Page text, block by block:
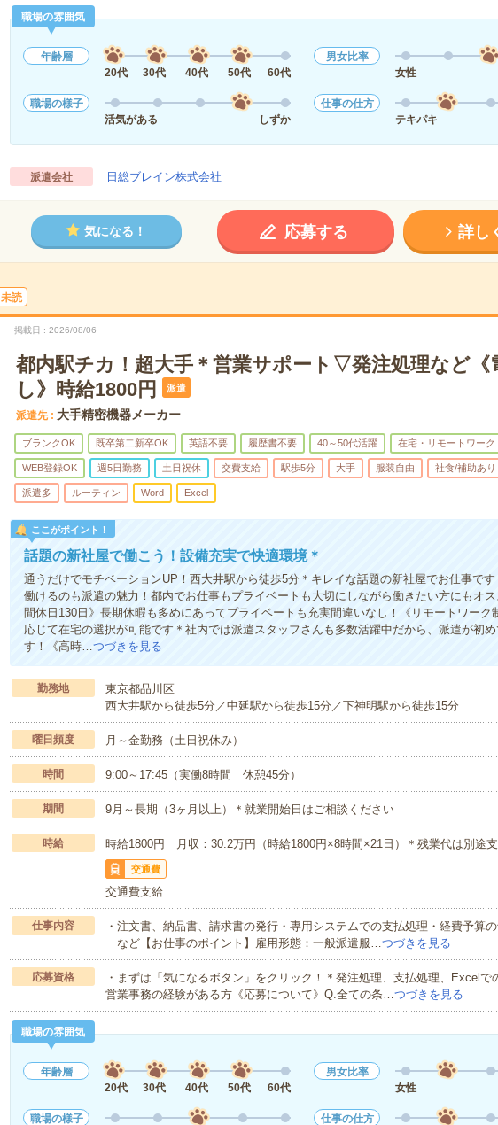
職場の雰囲気
年齢層
20代
30代 40代 50代 60代
男女比率
女性
職場の様子
活気がある
しずか
仕事の仕方
テキパキ
派遣会社 日総ブレイン株式会社
気になる！ 応募する 詳し
未読
掲載日 2026/08/06
都内駅チカ！超大手＊営業サポート▽発注処理など《
し》時給1800円
派遣
派遣先 大手精密機器メーカー
ブランクOK 既卒第二新卒OK 英語不要 履歴書不要 40～50代活躍 在宅・リモートワーク
WEB登録OK 週5日勤務 土日祝休 交費支給 駅歩5分 大手 服装自由 社食/補助あり
派遣多 ルーティン Word Excel
ここがポイント！
話題の新社屋で働こう！設備充実で快適環境＊
通うだけでモチベーションUP！西大井駅から徒歩5分＊キレイな話題の新社屋でお仕事で
働けるのも派遣の魅力！都内でお仕事もプライベートも大切にしながら働きたい方にもオ
間休日130日》長期休暇も多めにあってプライベートも充実間違いなし！《リモートワーク
応じて在宅の選択が可能です＊社内では派遣スタッフさんも多数活躍中だから、派遣が初
す！《高時…つづきを見る
勤務地
東京都品川区
西大井駅から徒歩5分／中延駅から徒歩15分／下神明駅から徒歩15分
曜日頻度 月～金勤務（土日祝休み）
時間 9:00～17:45（実働8時間 休憩45分）
期間 9月～長期（3ヶ月以上）＊就業開始日はご相談ください
時給 時給1800円 月収：30.2万円（時給1800円×8時間×21日）＊残業代は別途
交通費
交通費支給
仕事内容
・注文書、納品書、請求書の発行・専用システムでの支払処理・経費予算
など【お仕事のポイント】雇用形態：一般派遣服…つづきを見る
応募資格
・まずは「気になるボタン」をクリック！＊発注処理、支払処理、Excelで
営業事務の経験がある方《応募について》Q.全ての条…つづきを見る
職場の雰囲気
年齢層
20代
30代 40代 50代 60代
男女比率
女性
職場の様子 仕事の仕方